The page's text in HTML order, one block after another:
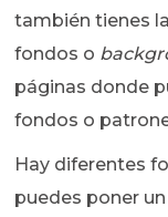
también tienes
fondos o
páginas donde
fondos o
Hay diferentes
puedes poner